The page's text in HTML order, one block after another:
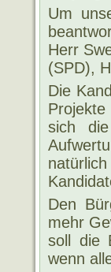
Um
Herr
(SPD),
Die
sich
Den
mehr
soll die
wenn